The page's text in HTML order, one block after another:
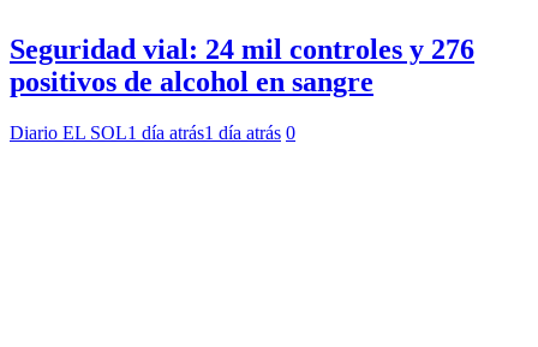
Seguridad vial: 24 mil controles y 276
positivos de alcohol en sangre
Diario EL SOL1 día atrás1 día atrás 0